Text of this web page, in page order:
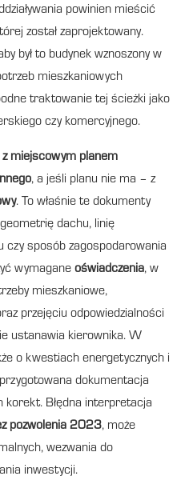
powinien mieścić
został zaprojektowany.
był to budynek wznoszony w
mieszkaniowych
traktowanie tej ścieżki jako
czy komercyjnego.
miejscowym planem
, a jeśli planu nie ma – z
. To właśnie te dokumenty
dachu, linię
czy sposób zagospodarowania
wymagane oświadczenia, w
mieszkaniowe,
przejęciu odpowiedzialności
ustanawia kierownika. W
o kwestiach energetycznych i
dokumentacja
korekt. Błędna interpretacja
pozwolenia 2023, może
wezwania do
inwestycji.